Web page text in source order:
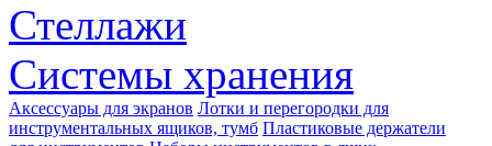
Стеллажи
Системы хранения
Аксессуары для экранов Лотки и перегородки для
инструментальных ящиков, тумб Пластиковые держатели